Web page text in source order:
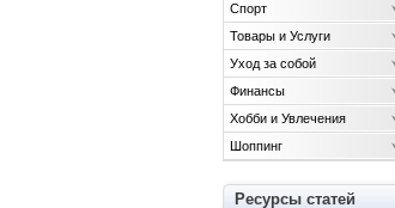
Спорт
Товары и Услуги
Уход за собой
Финансы
Хобби и Увлечения
Шоппинг
Ресурсы статей